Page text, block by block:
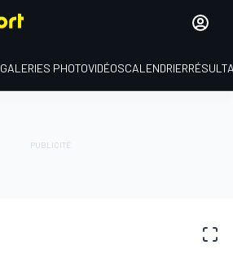
GALERIES PHOTOVIDÉOSCALENDRIER